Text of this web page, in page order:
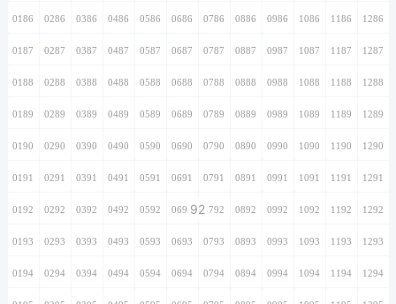
0186 0286 0386 0486 0586 0686 0786 0886 0986 1086 1186 1286
0187 0287 0387 0487 0587 0687 0787 0887 0987 1087 1187 1287
0188 0288 0388 0488 0588 0688 0788 0888 0988 1088 1188 1288
0189 0289 0389 0489 0589 0689 0789 0889 0989 1089 1189 1289
0190 0290 0390 0490 0590 0690 0790 0890 0990 1090 1190 1290
0191 0291 0391 0491 0591 0691 0791 0891 0991 1091 1191 1291
0192 0292 0392 0492 0592 0692920792 0892 0992 1092 1192 1292
0193 0293 0393 0493 0593 0693 0793 0893 0993 1093 1193 1293
0194 0294 0394 0494 0594 0694 0794 0894 0994 1094 1194 1294